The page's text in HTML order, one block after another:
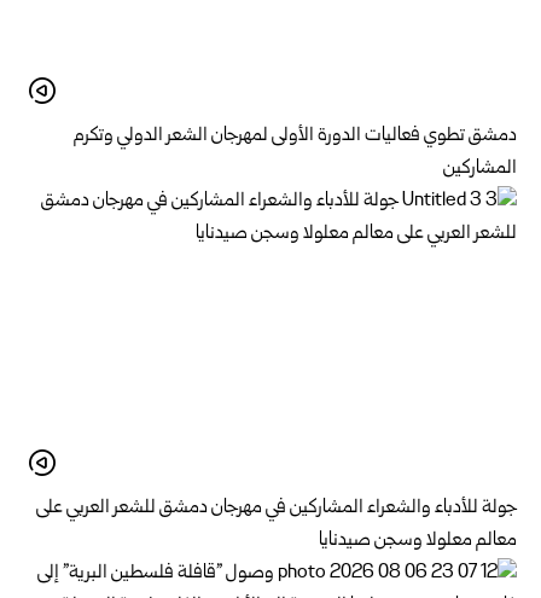
دمشق تطوي فعاليات الدورة الأولى لمهرجان الشعر الدولي وتكرم
المشاركين
جولة للأدباء والشعراء المشاركين في مهرجان دمشق للشعر العربي على
معالم معلولا وسجن صيدنايا